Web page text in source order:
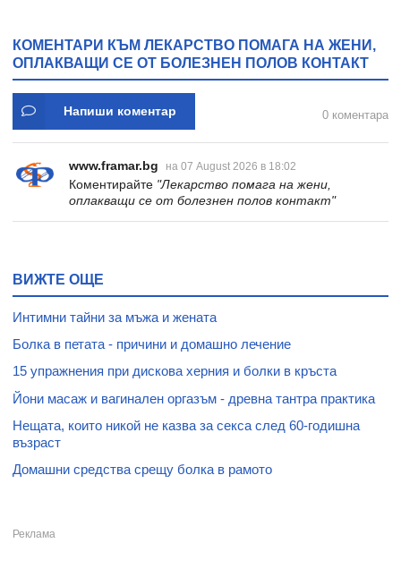
КОМЕНТАРИ КЪМ ЛЕКАРСТВО ПОМАГА НА ЖЕНИ,
ОПЛАКВАЩИ СЕ ОТ БОЛЕЗНЕН ПОЛОВ КОНТАКТ
Напиши коментар 0 коментара
www.framar.bg на 07 August 2026 в 18:02
Коментирайте "Лекарство помага на жени,
оплакващи се от болезнен полов контакт"
ВИЖТЕ ОЩЕ
Интимни тайни за мъжа и жената
Болка в петата - причини и домашно лечение
15 упражнения при дискова херния и болки в кръста
Йони масаж и вагинален оргазъм - древна тантра практика
Нещата, които никой не казва за секса след 60-годишна
възраст
Домашни средства срещу болка в рамото